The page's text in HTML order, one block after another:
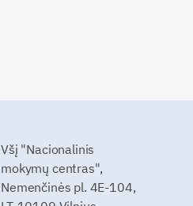
Všį "Nacionalinis
mokymų centras",
Nemenčinės pl. 4E-104,